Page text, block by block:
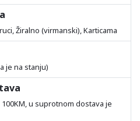
Žiralno (virmanski), Karticama
je na stanju)
u suprotnom dostava je